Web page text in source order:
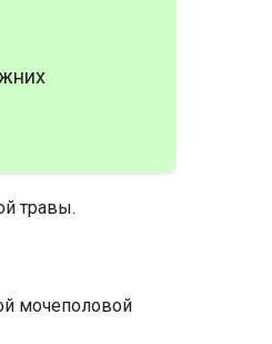
травы.
мочеполовой